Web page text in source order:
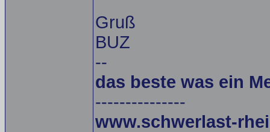
Gruß
BUZ
--
das beste was ein
---------------
www.schwerlast-